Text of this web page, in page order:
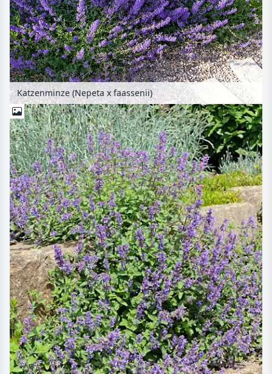
Katzenminze (Nepeta x faassenii)